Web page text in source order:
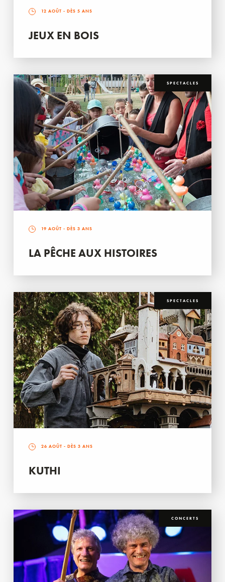
12 AOÛT - DÈS 5 ANS
JEUX EN BOIS
SPECTACLES
19 AOÛT - DÈS 3 ANS
LA PÊCHE AUX HISTOIRES
SPECTACLES
26 AOÛT - DÈS 3 ANS
KUTHI
CONCERTS